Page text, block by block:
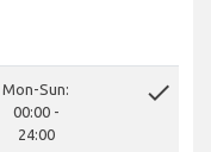
Mon-Sun:
00:00 -
24:00
done